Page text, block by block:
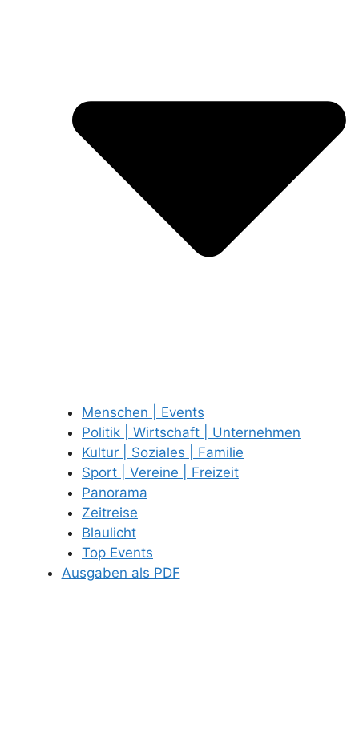
Menschen | Events
Politik | Wirtschaft | Unternehmen
Kultur | Soziales | Familie
Sport | Vereine | Freizeit
Panorama
Zeitreise
Blaulicht
Top Events
Ausgaben als PDF